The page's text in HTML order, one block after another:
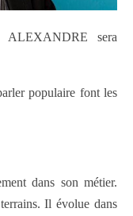
ALEXANDRE sera
populaire font les
dans son métier.
Il évolue dans